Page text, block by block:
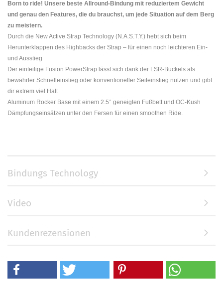
Born to ride! Unsere beste Allround-Bindung mit reduziertem Gewicht
und genau den Features, die du brauchst, um jede Situation auf dem Berg
zu meistern.
Durch die New Active Strap Technology (N.A.S.T.Y.) hebt sich beim
Herunterklappen des Highbacks der Strap – für einen noch leichteren Ein-
und Ausstieg
Der einteilige Fusion PowerStrap lässt sich dank der LSR-Buckels als
bewährter Schnelleinstieg oder konventioneller Seiteinstieg nutzen und gibt
dir extrem viel Halt
Aluminum Rocker Base mit einem 2.5° geneigten Fußbett und OC-Kush
Dämpfungseinsätzen unter den Fersen für einen smoothen Ride.
Bindungs Technology
Video
Kundenrezensionen